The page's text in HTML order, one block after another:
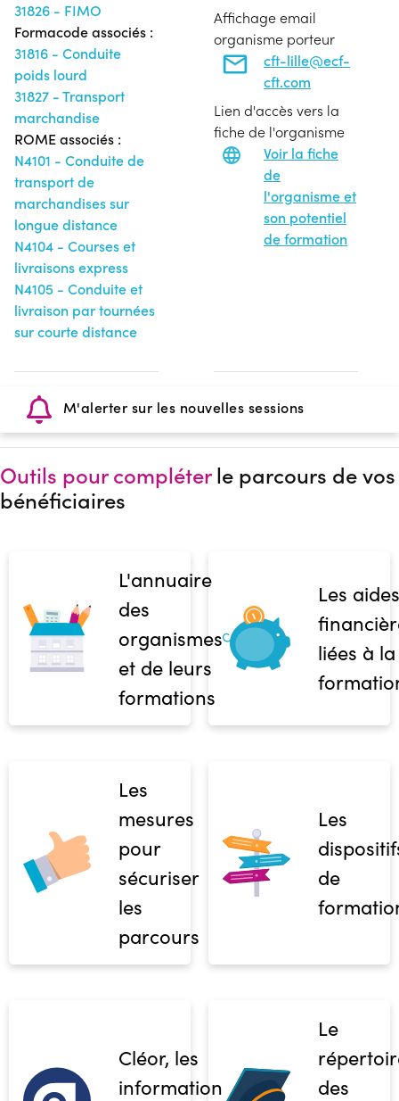
31826 - FIMO
Formacode associés :
31816 - Conduite
poids lourd
31827 - Transport
marchandise
ROME associés :
N4101 - Conduite de
transport de
marchandises sur
longue distance
N4104 - Courses et
livraisons express
N4105 - Conduite et
livraison par tournées
sur courte distance
Affichage email
organisme porteur
cft-lille@ecf-
cft.com
Lien d'accès vers la
fiche de l'organisme
Voir la fiche
de
l'organisme et
son potentiel
de formation
M'alerter sur les nouvelles sessions
Outils pour compléterle parcours de vos
bénéficiaires
L'annuaire
des
organismes
et de leurs
formations
Les aides
liées à la
Les
mesures
pour
sécuriser
les
parcours
Les
de
Cléor, les
informations
Le
des